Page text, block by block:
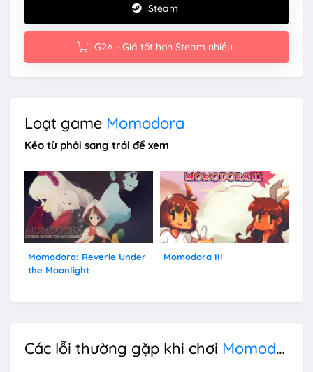
Steam
G2A - Giá tốt hơn Steam nhiều
Loạt game Momodora
Kéo từ phải sang trái để xem
Momodora: Reverie Under
the Moonlight
Momodora III
Các lỗi thường gặp khi chơi Momodora: Moonlit Farewell